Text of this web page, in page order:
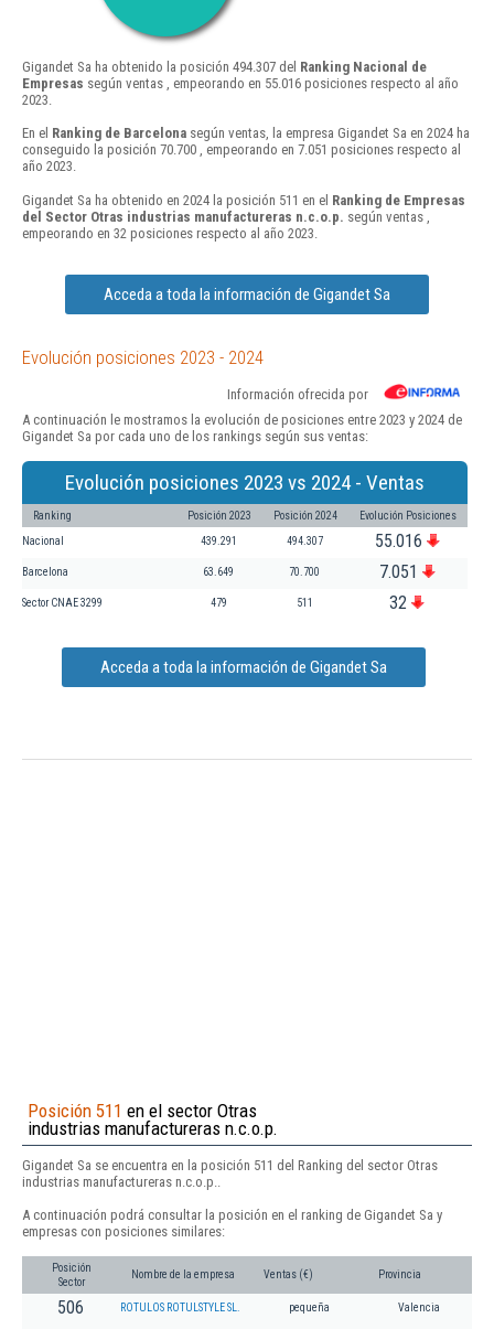
Gigandet Sa ha obtenido la posición 494.307 del Ranking Nacional de
Empresas según ventas , empeorando en 55.016 posiciones respecto al año
2023.
En el Ranking de Barcelona según ventas, la empresa Gigandet Sa en 2024 ha
conseguido la posición 70.700 , empeorando en 7.051 posiciones respecto al
año 2023.
Gigandet Sa ha obtenido en 2024 la posición 511 en el Ranking de Empresas
del Sector Otras industrias manufactureras n.c.o.p. según ventas ,
empeorando en 32 posiciones respecto al año 2023.
Acceda a toda la información de Gigandet Sa
Evolución posiciones 2023 - 2024
Información ofrecida por
A continuación le mostramos la evolución de posiciones entre 2023 y 2024 de
Gigandet Sa por cada uno de los rankings según sus ventas:
Evolución posiciones 2023 vs 2024 - Ventas
Ranking Posición 2023 Posición 2024 Evolución Posiciones
Nacional 439.291 494.307 55.016
Barcelona 63.649 70.700 7.051
Sector CNAE 3299 479 511 32
Acceda a toda la información de Gigandet Sa
Posición 511 en el sector Otras
industrias manufactureras n.c.o.p.
Gigandet Sa se encuentra en la posición 511 del Ranking del sector Otras
industrias manufactureras n.c.o.p..
A continuación podrá consultar la posición en el ranking de Gigandet Sa y
empresas con posiciones similares:
Posición
Sector
Nombre de la empresa Ventas (€) Provincia
506 ROTULOS ROTULSTYLE SL. pequeña Valencia